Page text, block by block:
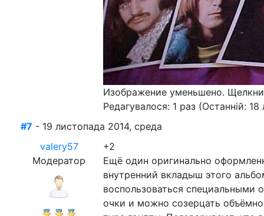
Изображение уменьшено.
Редагувалося: 1 раз (Останній:
#7 - 19 листопада 2014, среда
valery57
Модератор
+2
Ещё один оригинально
внутренний вкладыш этого
воспользоваться специальными
очки и можно созерцать